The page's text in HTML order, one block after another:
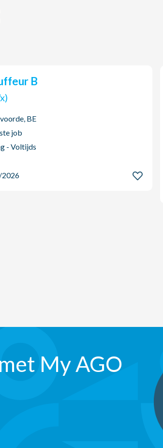
B
x)
BE
job
- Voltijds
2026
My AGO